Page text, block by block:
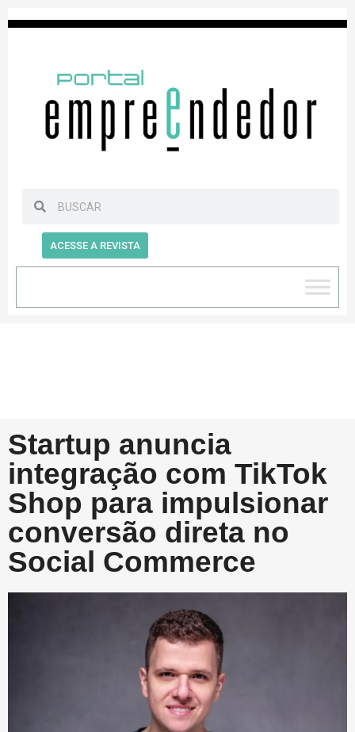
ACESSE A REVISTA
Startup anuncia
integração com TikTok
Shop para impulsionar
conversão direta no
Social Commerce